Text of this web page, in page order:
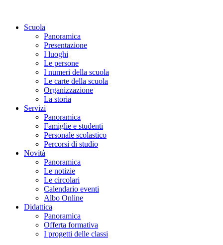
Scuola
Panoramica
Presentazione
I luoghi
Le persone
I numeri della scuola
Le carte della scuola
Organizzazione
La storia
Servizi
Panoramica
Famiglie e studenti
Personale scolastico
Percorsi di studio
Novità
Panoramica
Le notizie
Le circolari
Calendario eventi
Albo Online
Didattica
Panoramica
Offerta formativa
I progetti delle classi